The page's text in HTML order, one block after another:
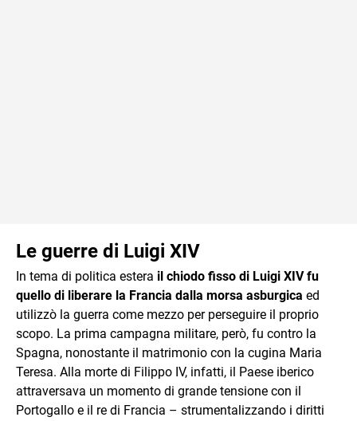
Le guerre di Luigi XIV
In tema di politica estera il chiodo fisso di Luigi XIV fu
quello di liberare la Francia dalla morsa asburgica ed
utilizzò la guerra come mezzo per perseguire il proprio
scopo. La prima campagna militare, però, fu contro la
Spagna, nonostante il matrimonio con la cugina Maria
Teresa. Alla morte di Filippo IV, infatti, il Paese iberico
attraversava un momento di grande tensione con il
Portogallo e il re di Francia – strumentalizzando i diritti